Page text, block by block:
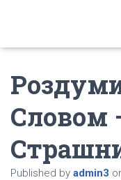
Словом
Published by admin3